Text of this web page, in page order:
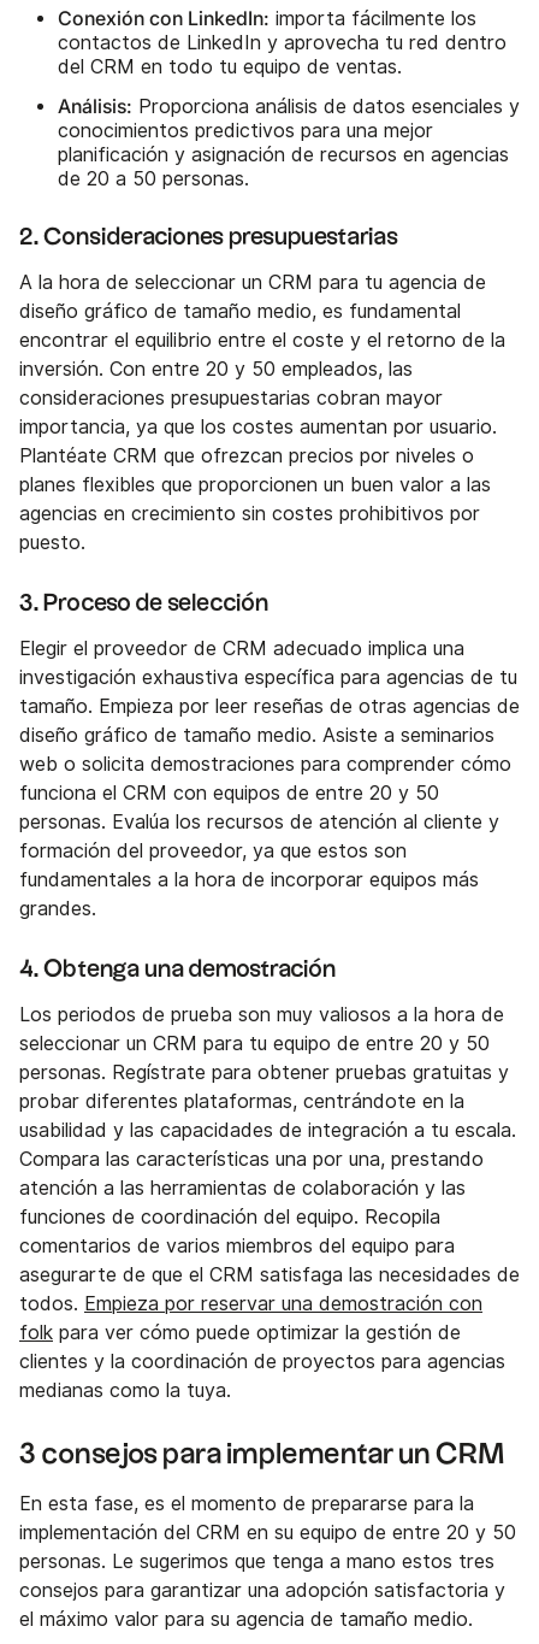
Conexión con LinkedIn: importa fácilmente los
contactos de LinkedIn y aprovecha tu red dentro
del CRM en todo tu equipo de ventas.
Análisis: Proporciona análisis de datos esenciales y
conocimientos predictivos para una mejor
planificación y asignación de recursos en agencias
de 20 a 50 personas.
2. Consideraciones presupuestarias
A la hora de seleccionar un CRM para tu agencia de
diseño gráfico de tamaño medio, es fundamental
encontrar el equilibrio entre el coste y el retorno de la
inversión. Con entre 20 y 50 empleados, las
consideraciones presupuestarias cobran mayor
importancia, ya que los costes aumentan por usuario.
Plantéate CRM que ofrezcan precios por niveles o
planes flexibles que proporcionen un buen valor a las
agencias en crecimiento sin costes prohibitivos por
puesto.
3. Proceso de selección
Elegir el proveedor de CRM adecuado implica una
investigación exhaustiva específica para agencias de tu
tamaño. Empieza por leer reseñas de otras agencias de
diseño gráfico de tamaño medio. Asiste a seminarios
web o solicita demostraciones para comprender cómo
funciona el CRM con equipos de entre 20 y 50
personas. Evalúa los recursos de atención al cliente y
formación del proveedor, ya que estos son
fundamentales a la hora de incorporar equipos más
grandes.
4. Obtenga una demostración
Los periodos de prueba son muy valiosos a la hora de
seleccionar un CRM para tu equipo de entre 20 y 50
personas. Regístrate para obtener pruebas gratuitas y
probar diferentes plataformas, centrándote en la
usabilidad y las capacidades de integración a tu escala.
Compara las características una por una, prestando
atención a las herramientas de colaboración y las
funciones de coordinación del equipo. Recopila
comentarios de varios miembros del equipo para
asegurarte de que el CRM satisfaga las necesidades de
todos. Empieza por reservar una demostración con
folk para ver cómo puede optimizar la gestión de
clientes y la coordinación de proyectos para agencias
medianas como la tuya.
3 consejos para implementar un CRM
En esta fase, es el momento de prepararse para la
implementación del CRM en su equipo de entre 20 y 50
personas. Le sugerimos que tenga a mano estos tres
consejos para garantizar una adopción satisfactoria y
el máximo valor para su agencia de tamaño medio.